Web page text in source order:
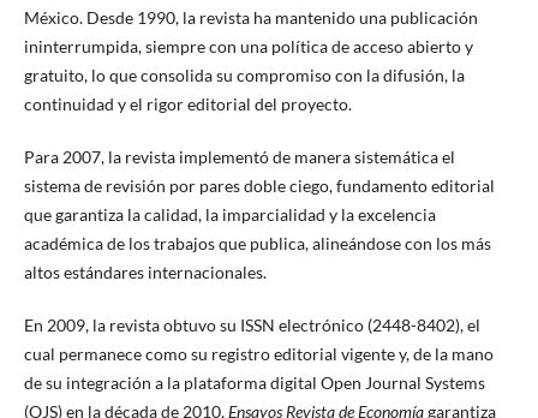
México. Desde 1990, la revista ha mantenido una publicación
ininterrumpida, siempre con una política de acceso abierto y
gratuito, lo que consolida su compromiso con la difusión, la
continuidad y el rigor editorial del proyecto.
Para 2007, la revista implementó de manera sistemática el
sistema de revisión por pares doble ciego, fundamento editorial
que garantiza la calidad, la imparcialidad y la excelencia
académica de los trabajos que publica, alineándose con los más
altos estándares internacionales.
En 2009, la revista obtuvo su ISSN electrónico (2448-8402), el
cual permanece como su registro editorial vigente y, de la mano
de su integración a la plataforma digital Open Journal Systems
(OJS) en la década de 2010,Ensayos Revista de Economíagarantiza